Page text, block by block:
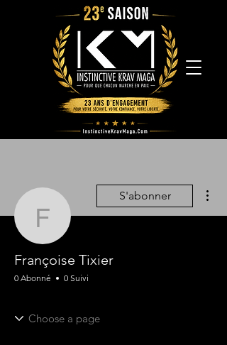
Françoise Tixier
S'abonner
Françoise Tixier
0 Abonné 0 Suivi